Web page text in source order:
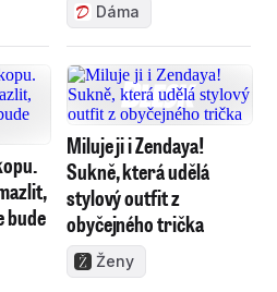
Dáma
bude
Miluje ji i Zendaya!
Sukně, která udělá
stylový outfit z
obyčejného trička
Ženy